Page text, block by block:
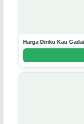
Harga Diriku Kau